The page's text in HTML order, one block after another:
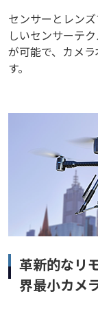
センサーとレン
しいセンサーテ
が可能で、カメ
す。
革新的なリ
界最小カメ